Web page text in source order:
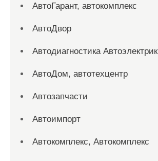
АвтоГарант, автокомплекс
АвтоДвор
Автодиагностика Автоэлектрик
АвтоДом, автотехцентр
Автозапчасти
Автоимпорт
Автокомплекс, Автокомплекс